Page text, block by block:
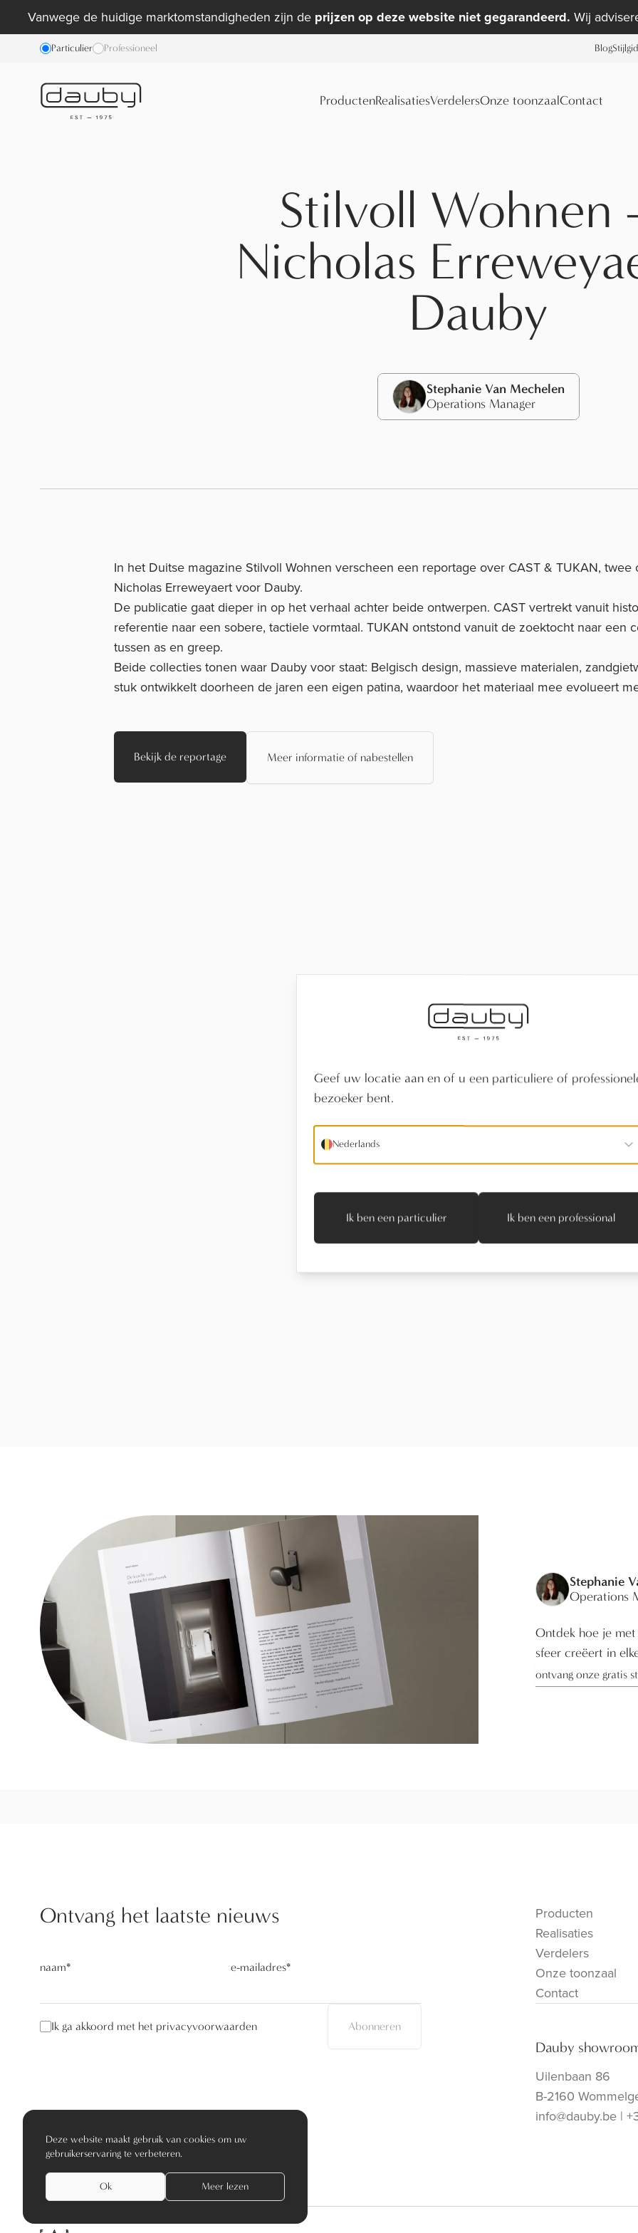
Vanwege de huidige marktomstandigheden zijn de prijzen op deze website niet gegarandeerd. Wij
Particulier Professioneel Blog
ProductenRealisatiesVerdelersOnze toonzaal Contact
Stilvoll
Nicholas
Dauby
Stephanie Van Mechelen
Operations Manager
In het Duitse magazine Stilvoll Wohnen verscheen een reportage over CAST & TUKAN,
Nicholas Erreweyaert voor Dauby.
De publicatie gaat dieper in op het verhaal achter beide ontwerpen. CAST vertrekt vanuit
referentie naar een sobere, tactiele vormtaal. TUKAN ontstond vanuit de zoektocht naar een
tussen as en greep.
Beide collecties tonen waar Dauby voor staat: Belgisch design, massieve materialen,
stuk ontwikkelt doorheen de jaren een eigen patina, waardoor het materiaal mee evolueert
Bekijk de reportage Meer informatie of nabestellen
Stephanie
Operations
Ontdek hoe je
sfeer creëert in
ontvang onze gratis
Ontvang het laatste nieuws
naam* e-mailadres*
Ik ga akkoord met het privacyvoorwaarden Abonneren
Producten
Realisaties
Verdelers
Onze toonzaal
Contact
Dauby
Uilenbaan 86
B-2160
info@dauby.be |
Deze website maakt gebruik van cookies om uw
gebruikerservaring te verbeteren.
Ok Meer lezen
Geef uw locatie aan en of u een particuliere of
bezoeker bent.
Nederlands
Ik ben een particulier Ik ben een professional